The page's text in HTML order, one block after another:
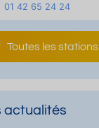
01 42 65 24 24
Toutes les stations
actualités